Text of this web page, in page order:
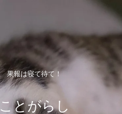
果報は寝て待て！
ことがらし